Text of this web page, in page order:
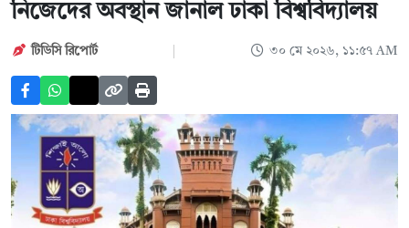
নিজেদের অবস্থান জানাল ঢাকা বিশ্ববিদ্যালয়
টিডিসি রিপোর্ট ৩০ মে ২০২৬, ১১:৫৭ AM